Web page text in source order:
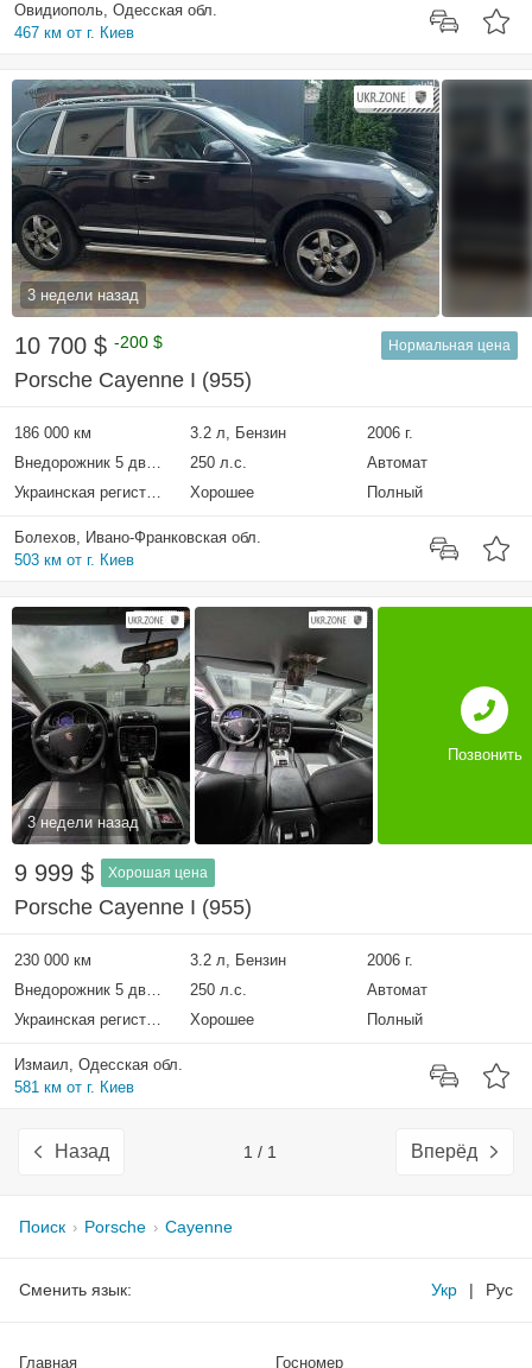
Овидиополь, Одесская обл.
467 км от г. Киев
3 недели назад
10 700 $ -200 $ Нормальная цена
Porsche Cayenne I (955)
186 000 км 3.2 л, Бензин
2006 г.
Внедорожник 5 дверей
250 л.с.
Автомат
Украинская регистрация
Хорошее Полный
Болехов, Ивано-Франковская обл.
503 км от г. Киев
3 недели назад
Позвонить
9 999 $ Хорошая цена
Porsche Cayenne I (955)
230 000 км 3.2 л, Бензин
2006 г.
Внедорожник 5 дверей
250 л.с.
Автомат
Украинская регистрация
Хорошее Полный
Измаил, Одесская обл.
581 км от г. Киев
Назад 1 / 1 Вперёд
Поиск Porsche Cayenne
Сменить язык: Укр | Рус
Главная Госномер